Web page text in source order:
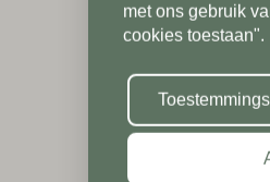
met ons gebruik
cookies toestaan".